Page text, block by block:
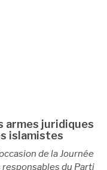
armes juridiques
islamistes
de la Journée
du Parti